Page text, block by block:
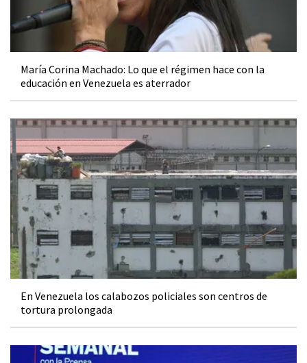
María Corina Machado: Lo que el régimen hace con la
educación en Venezuela es aterrador
En Venezuela los calabozos policiales son centros de
tortura prolongada